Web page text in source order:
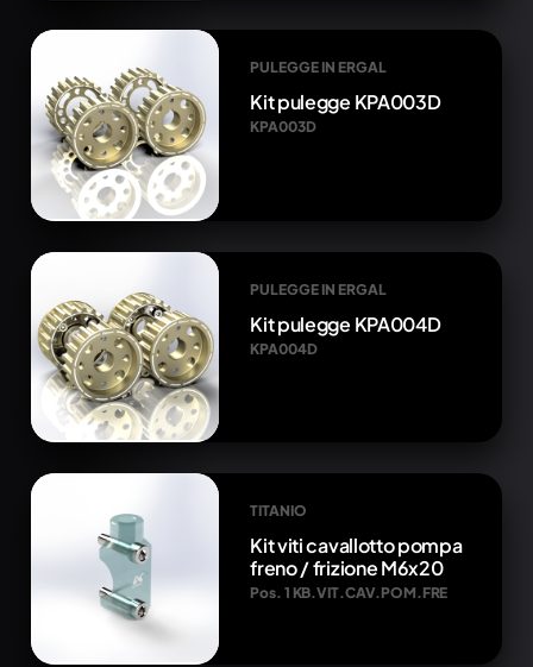
PULEGGE IN ERGAL
Kit pulegge KPA003D
KPA003D
PULEGGE IN ERGAL
Kit pulegge KPA004D
KPA004D
TITANIO
Kit viti cavallotto pompa
freno / frizione M6x20
Pos. 1 KB.VIT.CAV.POM.FRE